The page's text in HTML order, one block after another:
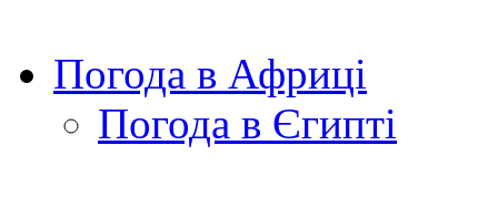
Погода в Африці
Погода в Єгипті